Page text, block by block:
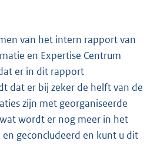
van het intern rapport van
en Expertise Centrum
er in dit rapport
dat er bij zeker de helft van de
zijn met georganiseerde
wordt er nog meer in het
geconcludeerd en kunt u dit